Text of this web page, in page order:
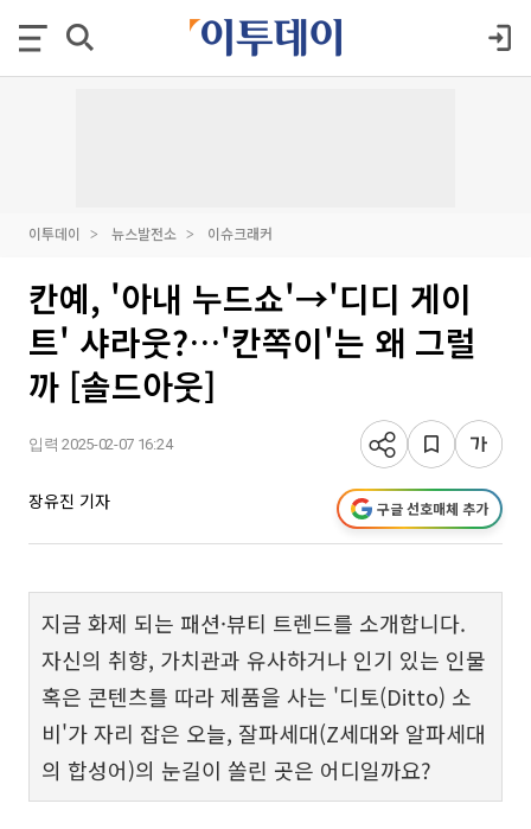
이투데이 뉴스발전소 이슈크래커
칸예, '아내 누드쇼'→'디디 게이
트' 샤라웃?…'칸쪽이'는 왜 그럴
까 [솔드아웃]
입력 2025-02-07 16:24
장유진 기자 구글 선호매체 추가
지금 화제 되는 패션·뷰티 트렌드를 소개합니다.
자신의 취향, 가치관과 유사하거나 인기 있는 인물
혹은 콘텐츠를 따라 제품을 사는 '디토(Ditto) 소
비'가 자리 잡은 오늘, 잘파세대(Z세대와 알파세대
의 합성어)의 눈길이 쏠린 곳은 어디일까요?